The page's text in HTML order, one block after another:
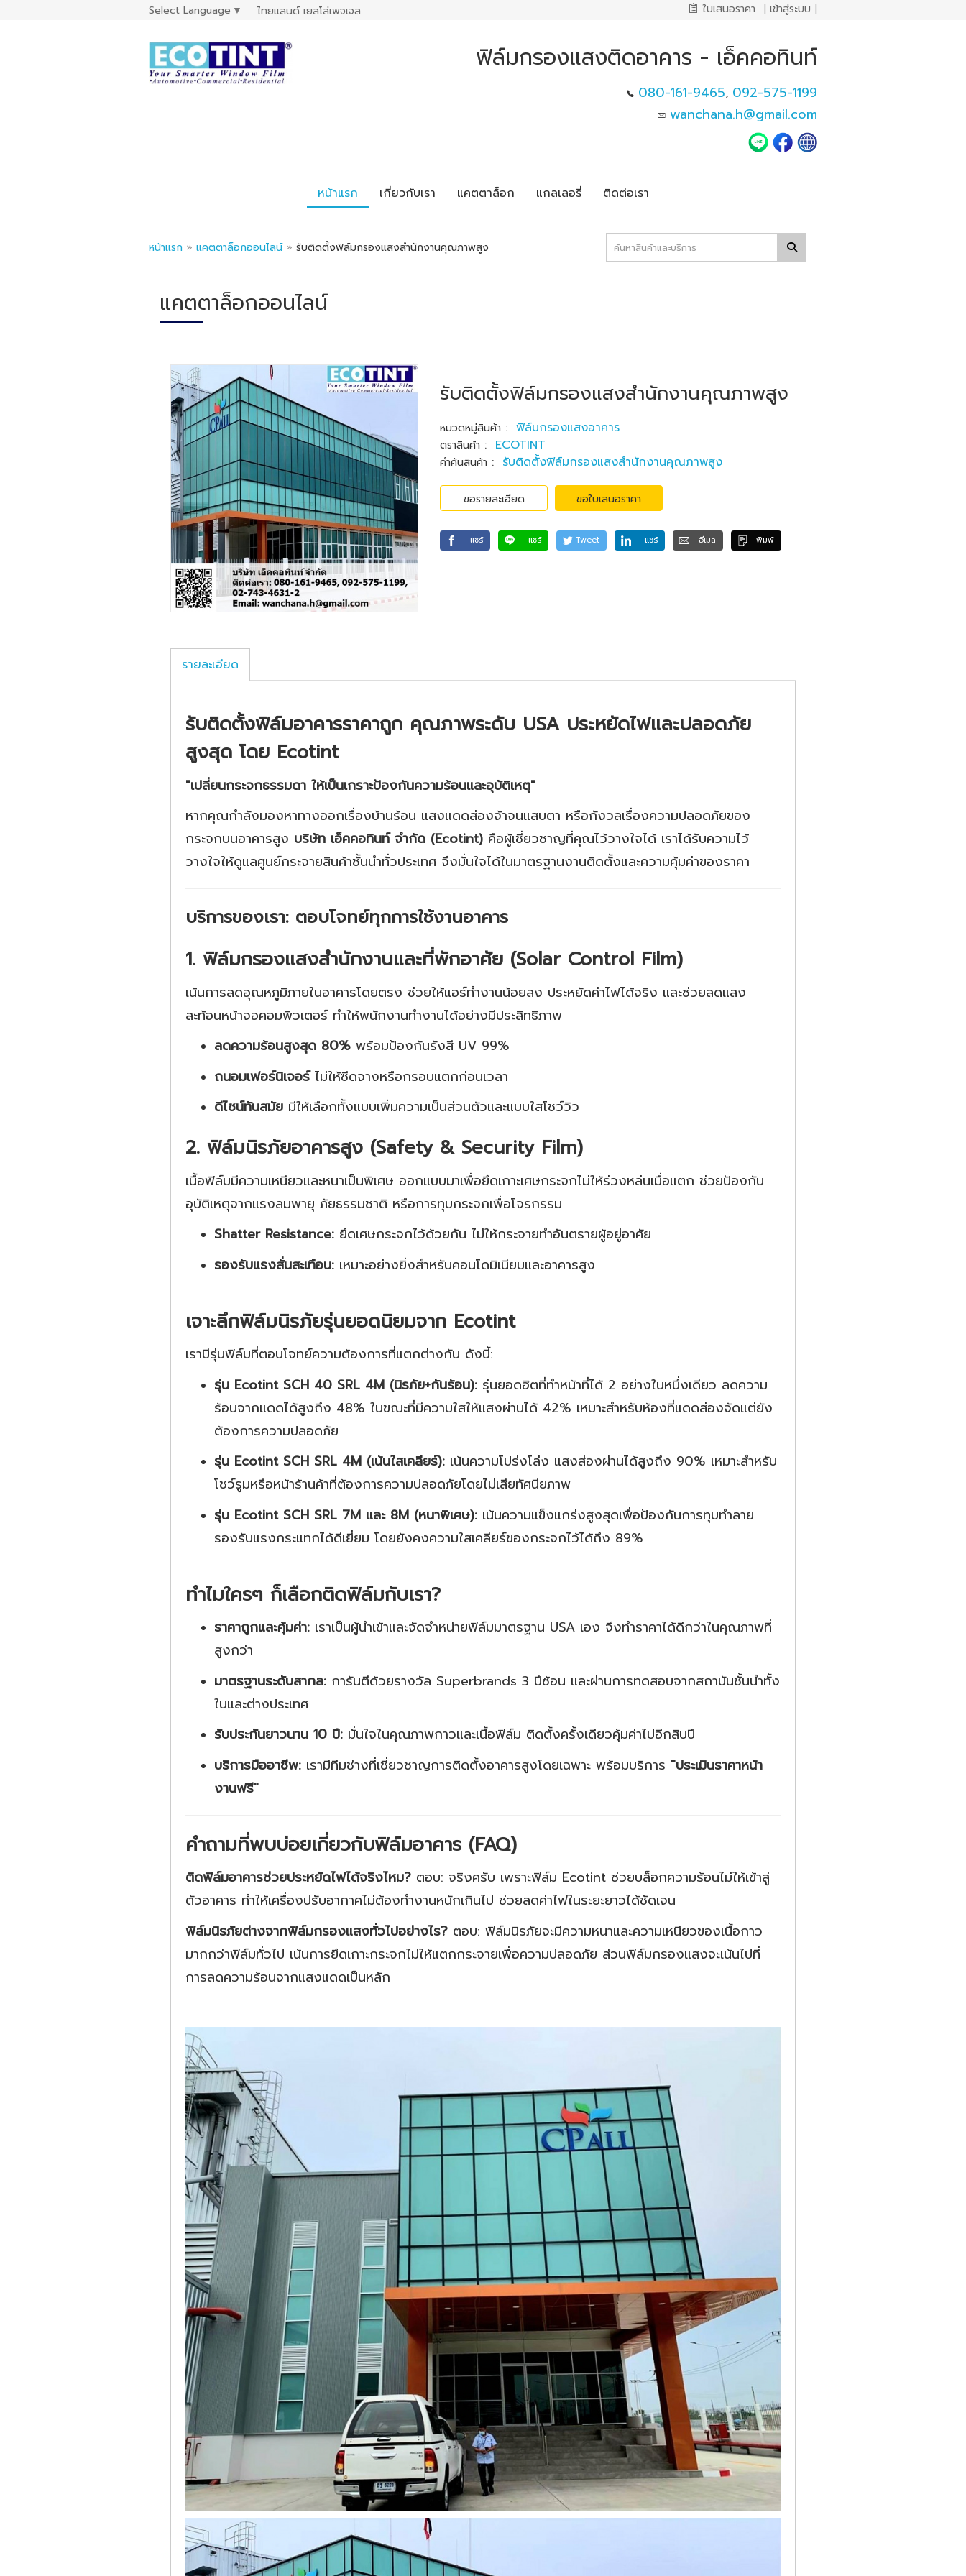
Select Language ▼ ไทยแลนด์ เยลโล่เพจเจส ใบเสนอราคา | เข้าสู่ระบบ |
ฟิล์มกรองแสงติดอาคาร - เอ็คคอทินท์
080-161-9465, 092-575-1199
wanchana.h@gmail.com
หน้าแรก เกี่ยวกับเรา แคตตาล็อก แกลเลอรี่ ติดต่อเรา
หน้าแรก » แคตตาล็อกออนไลน์ » รับติดตั้งฟิล์มกรองแสงสำนักงานคุณภาพสูง
แคตตาล็อกออนไลน์
รับติดตั้งฟิล์มกรองแสงสำนักงานคุณภาพสูง
หมวดหมู่สินค้า : ฟิล์มกรองแสงอาคาร
ตราสินค้า : ECOTINT
คำค้นสินค้า : รับติดตั้งฟิล์มกรองแสงสำนักงานคุณภาพสูง
ขอรายละเอียด ขอใบเสนอราคา
แชร์ แชร์ Tweet แชร์ อีเมล พิมพ์
รายละเอียด
รับติดตั้งฟิล์มอาคารราคาถูก คุณภาพระดับ USA ประหยัดไฟและปลอดภัย
สูงสุด โดย Ecotint
"เปลี่ยนกระจกธรรมดา ให้เป็นเกราะป้องกันความร้อนและอุบัติเหตุ"
หากคุณกำลังมองหาทางออกเรื่องบ้านร้อน แสงแดดส่องจ้าจนแสบตา หรือกังวลเรื่องความปลอดภัยของ
กระจกบนอาคารสูง บริษัท เอ็คคอทินท์ จำกัด (Ecotint) คือผู้เชี่ยวชาญที่คุณไว้วางใจได้ เราได้รับความไว้
วางใจให้ดูแลศูนย์กระจายสินค้าชั้นนำทั่วประเทศ จึงมั่นใจได้ในมาตรฐานงานติดตั้งและความคุ้มค่าของราคา
บริการของเรา: ตอบโจทย์ทุกการใช้งานอาคาร
1. ฟิล์มกรองแสงสำนักงานและที่พักอาศัย (Solar Control Film)
เน้นการลดอุณหภูมิภายในอาคารโดยตรง ช่วยให้แอร์ทำงานน้อยลง ประหยัดค่าไฟได้จริง และช่วยลดแสง
สะท้อนหน้าจอคอมพิวเตอร์ ทำให้พนักงานทำงานได้อย่างมีประสิทธิภาพ
ลดความร้อนสูงสุด 80% พร้อมป้องกันรังสี UV 99%
ถนอมเฟอร์นิเจอร์ไม่ให้ซีดจางหรือกรอบแตกก่อนเวลา
ดีไซน์ทันสมัย มีให้เลือกทั้งแบบเพิ่มความเป็นส่วนตัวและแบบใสโชว์วิว
2. ฟิล์มนิรภัยอาคารสูง (Safety & Security Film)
เนื้อฟิล์มมีความเหนียวและหนาเป็นพิเศษ ออกแบบมาเพื่อยึดเกาะเศษกระจกไม่ให้ร่วงหล่นเมื่อแตก ช่วยป้องกัน
อุบัติเหตุจากแรงลมพายุ ภัยธรรมชาติ หรือการทุบกระจกเพื่อโจรกรรม
Shatter Resistance: ยึดเศษกระจกไว้ด้วยกัน ไม่ให้กระจายทำอันตรายผู้อยู่อาศัย
รองรับแรงสั่นสะเทือน: เหมาะอย่างยิ่งสำหรับคอนโดมิเนียมและอาคารสูง
เจาะลึกฟิล์มนิรภัยรุ่นยอดนิยมจาก Ecotint
เรามีรุ่นฟิล์มที่ตอบโจทย์ความต้องการที่แตกต่างกัน ดังนี้:
รุ่น Ecotint SCH 40 SRL 4M (นิรภัย+กันร้อน): รุ่นยอดฮิตที่ทำหน้าที่ได้ 2 อย่างในหนึ่งเดียว ลดความ
ร้อนจากแดดได้สูงถึง 48% ในขณะที่มีความใสให้แสงผ่านได้ 42% เหมาะสำหรับห้องที่แดดส่องจัดแต่ยัง
ต้องการความปลอดภัย
รุ่น Ecotint SCH SRL 4M (เน้นใสเคลียร์): เน้นความโปร่งโล่ง แสงส่องผ่านได้สูงถึง 90% เหมาะสำหรับ
โชว์รูมหรือหน้าร้านค้าที่ต้องการความปลอดภัยโดยไม่เสียทัศนียภาพ
รุ่น Ecotint SCH SRL 7M และ 8M (หนาพิเศษ): เน้นความแข็งแกร่งสูงสุดเพื่อป้องกันการทุบทำลาย
รองรับแรงกระแทกได้ดีเยี่ยม โดยยังคงความใสเคลียร์ของกระจกไว้ได้ถึง 89%
ทำไมใครๆ ก็เลือกติดฟิล์มกับเรา?
ราคาถูกและคุ้มค่า: เราเป็นผู้นำเข้าและจัดจำหน่ายฟิล์มมาตรฐาน USA เอง จึงทำราคาได้ดีกว่าในคุณภาพที่
สูงกว่า
มาตรฐานระดับสากล: การันตีด้วยรางวัล Superbrands 3 ปีซ้อน และผ่านการทดสอบจากสถาบันชั้นนำทั้ง
ในและต่างประเทศ
รับประกันยาวนาน 10 ปี: มั่นใจในคุณภาพกาวและเนื้อฟิล์ม ติดตั้งครั้งเดียวคุ้มค่าไปอีกสิบปี
บริการมืออาชีพ: เรามีทีมช่างที่เชี่ยวชาญการติดตั้งอาคารสูงโดยเฉพาะ พร้อมบริการ "ประเมินราคาหน้า
งานฟรี"
คำถามที่พบบ่อยเกี่ยวกับฟิล์มอาคาร (FAQ)
ติดฟิล์มอาคารช่วยประหยัดไฟได้จริงไหม? ตอบ: จริงครับ เพราะฟิล์ม Ecotint ช่วยบล็อกความร้อนไม่ให้เข้าสู่
ตัวอาคาร ทำให้เครื่องปรับอากาศไม่ต้องทำงานหนักเกินไป ช่วยลดค่าไฟในระยะยาวได้ชัดเจน
ฟิล์มนิรภัยต่างจากฟิล์มกรองแสงทั่วไปอย่างไร? ตอบ: ฟิล์มนิรภัยจะมีความหนาและความเหนียวของเนื้อกาว
มากกว่าฟิล์มทั่วไป เน้นการยึดเกาะกระจกไม่ให้แตกกระจายเพื่อความปลอดภัย ส่วนฟิล์มกรองแสงจะเน้นไปที่
การลดความร้อนจากแสงแดดเป็นหลัก